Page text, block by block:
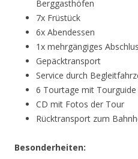
Berggasthöfen
7x Früstück
6x Abendessen
1x mehrgängiges
Gepäcktransport
Service durch
6 Tourtage mit Tourguide
CD mit Fotos der Tour
Rücktransport zum
Besonderheiten: